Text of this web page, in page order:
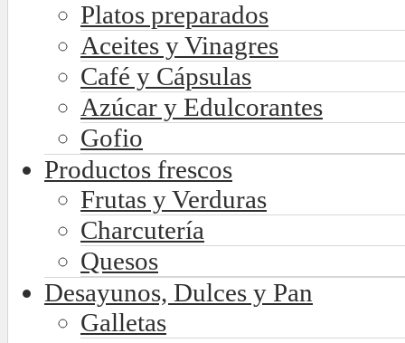
Platos preparados
Aceites y Vinagres
Café y Cápsulas
Azúcar y Edulcorantes
Gofio
Productos frescos
Frutas y Verduras
Charcutería
Quesos
Desayunos, Dulces y Pan
Galletas